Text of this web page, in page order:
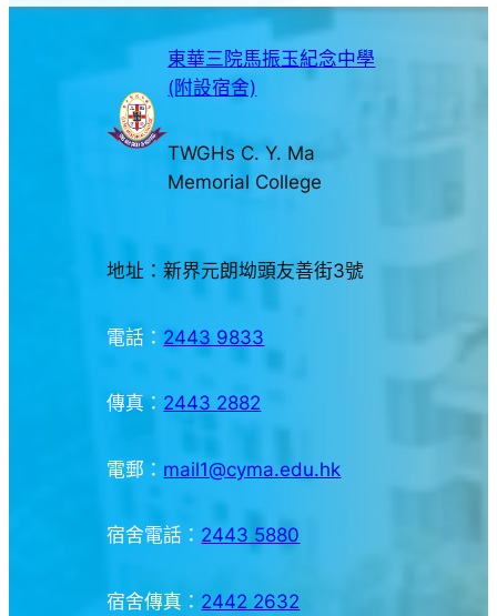
東華三院馬振玉紀念中學
(附設宿舍)
TWGHs C. Y. Ma
Memorial College
地址：新界元朗坳頭友善街3號
電話： 2443 9833
傳真： 2443 2882
電郵： mail1@cyma.edu.hk
宿舍電話： 2443 5880
宿舍傳真： 2442 2632